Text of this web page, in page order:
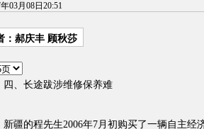
03月08日20:51
：郝庆丰 顾秋莎
长途跋涉维修保养难
的程先生2006年7月初购买了一辆自主经